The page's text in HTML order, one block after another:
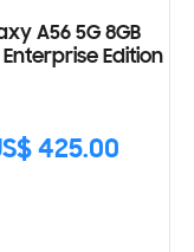
A56 5G 8GB
Enterprise Edition
425.00